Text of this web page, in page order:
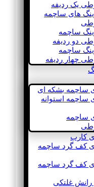
یک ردیفه
های ساچمه
ساچمه
دو ردیفه
ساچمه
چهار ردیفه
ساچمه بشکه ای
ساچمه استوانه
ساچمه
کارب
کف گرد ساچمه
کف گرد ساچمه
رانش غلتکی